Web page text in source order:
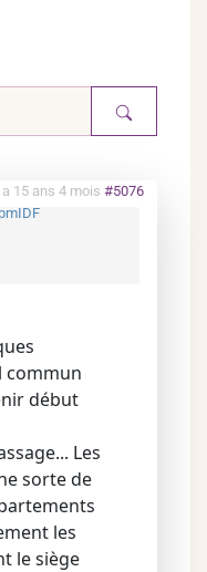
a 15 ans 4 mois #5076
commun
début
Les
sorte de
les
le siège